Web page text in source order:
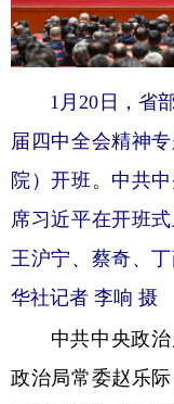
1月20日，省
届四中全会精神
院）开班。中共
席习近平在开班
王沪宁、蔡奇、
华社记者 李响 摄
中共中央政治
政治局常委赵乐